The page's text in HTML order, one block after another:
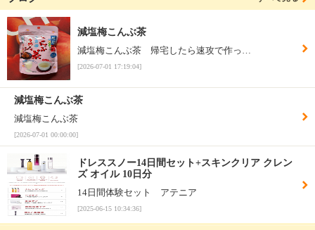
減塩梅こんぶ茶
減塩梅こんぶ茶 帰宅したら速攻で作っ…
[2026-07-01 17:19:04]
減塩梅こんぶ茶
減塩梅こんぶ茶
[2026-07-01 00:00:00]
ドレススノー14日間セット+スキンクリア クレン
ズ オイル 10日分
14日間体験セット アテニア
[2025-06-15 10:34:36]